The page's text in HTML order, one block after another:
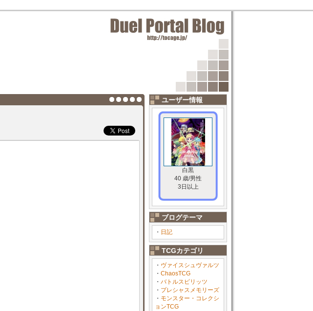
ユーザー情報
白黒
40 歳/男性
3日以上
ブログテーマ
・ 日記
TCGカテゴリ
・ ヴァイスシュヴァルツ
・ ChaosTCG
・ バトルスピリッツ
・ プレシャスメモリーズ
・ モンスター・コレクシ
ョンTCG